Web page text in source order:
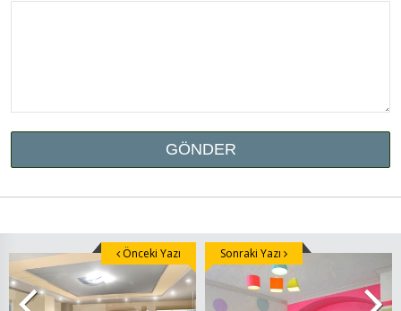
Önceki Yazı Sonraki Yazı